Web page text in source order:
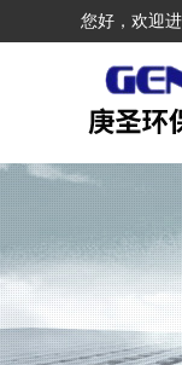
您好，欢迎